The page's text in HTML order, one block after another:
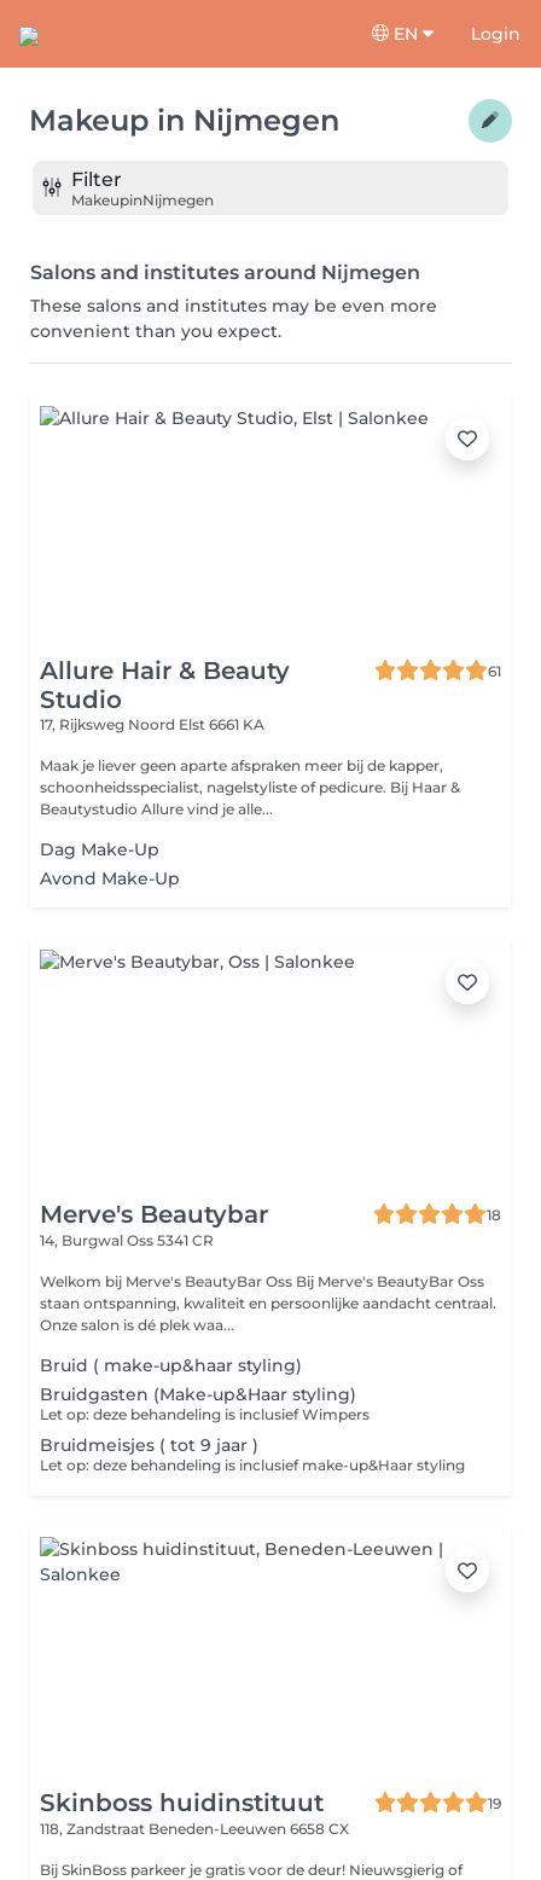
EN Login
Makeup in Nijmegen
Filter
MakeupinNijmegen
Salons and institutes around Nijmegen
These salons and institutes may be even more
convenient than you expect.
Allure Hair & Beauty
Studio
61
17, Rijksweg Noord Elst 6661 KA
Maak je liever geen aparte afspraken meer bij de kapper,
schoonheidsspecialist, nagelstyliste of pedicure. Bij Haar &
Beautystudio Allure vind je alle...
Dag Make-Up
Avond Make-Up
Merve's Beautybar
18
14, Burgwal Oss 5341 CR
Welkom bij Merve's BeautyBar Oss Bij Merve's BeautyBar Oss
staan ontspanning, kwaliteit en persoonlijke aandacht centraal.
Onze salon is dé plek waa...
Bruid ( make-up&haar styling)
Bruidgasten (Make-up&Haar styling)
Let op: deze behandeling is inclusief Wimpers
Bruidmeisjes ( tot 9 jaar )
Let op: deze behandeling is inclusief make-up&Haar styling
Skinboss huidinstituut
19
118, Zandstraat Beneden-Leeuwen 6658 CX
Bij SkinBoss parkeer je gratis voor de deur! Nieuwsgierig of